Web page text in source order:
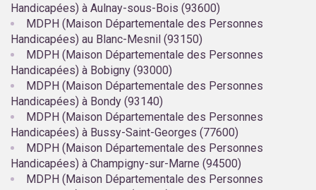
Handicapées) à Aulnay-sous-Bois (93600)
MDPH (Maison Départementale des Personnes
Handicapées) au Blanc-Mesnil (93150)
MDPH (Maison Départementale des Personnes
Handicapées) à Bobigny (93000)
MDPH (Maison Départementale des Personnes
Handicapées) à Bondy (93140)
MDPH (Maison Départementale des Personnes
Handicapées) à Bussy-Saint-Georges (77600)
MDPH (Maison Départementale des Personnes
Handicapées) à Champigny-sur-Marne (94500)
MDPH (Maison Départementale des Personnes